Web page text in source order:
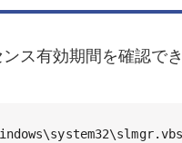
ス有効期間を確認でき